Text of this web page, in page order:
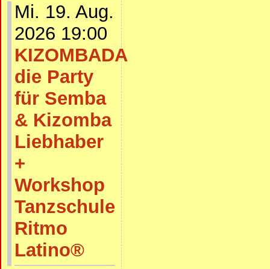
Mi. 19. Aug.
2026 19:00
KIZOMBADA
die Party
für Semba
& Kizomba
Liebhaber
+
Workshop
Tanzschule
Ritmo
Latino®